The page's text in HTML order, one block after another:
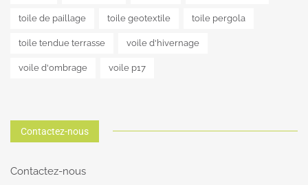
toile de paillage toile geotextile toile pergola
toile tendue terrasse voile d'hivernage
voile d'ombrage voile p17
Contactez-nous
Contactez-nous